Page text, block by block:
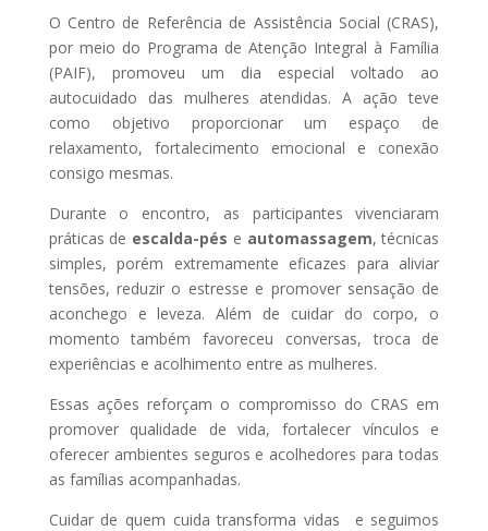
O Centro de Referência de Assistência Social (CRAS),
por meio do Programa de Atenção Integral à Família
(PAIF), promoveu um dia especial voltado ao
autocuidado das mulheres atendidas. A ação teve
como objetivo proporcionar um espaço de
relaxamento, fortalecimento emocional e conexão
consigo mesmas.
Durante o encontro, as participantes vivenciaram
práticas de escalda-pés e automassagem, técnicas
simples, porém extremamente eficazes para aliviar
tensões, reduzir o estresse e promover sensação de
aconchego e leveza. Além de cuidar do corpo, o
momento também favoreceu conversas, troca de
experiências e acolhimento entre as mulheres.
Essas ações reforçam o compromisso do CRAS em
promover qualidade de vida, fortalecer vínculos e
oferecer ambientes seguros e acolhedores para todas
as famílias acompanhadas.
Cuidar de quem cuida transforma vidas e seguimos